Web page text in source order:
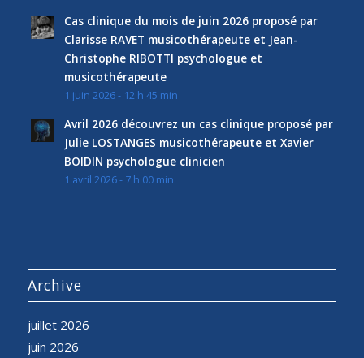
Cas clinique du mois de juin 2026 proposé par
Clarisse RAVET musicothérapeute et Jean-
Christophe RIBOTTI psychologue et
musicothérapeute
1 juin 2026 - 12 h 45 min
Avril 2026 découvrez un cas clinique proposé par
Julie LOSTANGES musicothérapeute et Xavier
BOIDIN psychologue clinicien
1 avril 2026 - 7 h 00 min
Archive
juillet 2026
juin 2026